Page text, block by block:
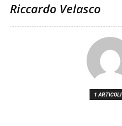
Riccardo Velasco
1 ARTICOLI